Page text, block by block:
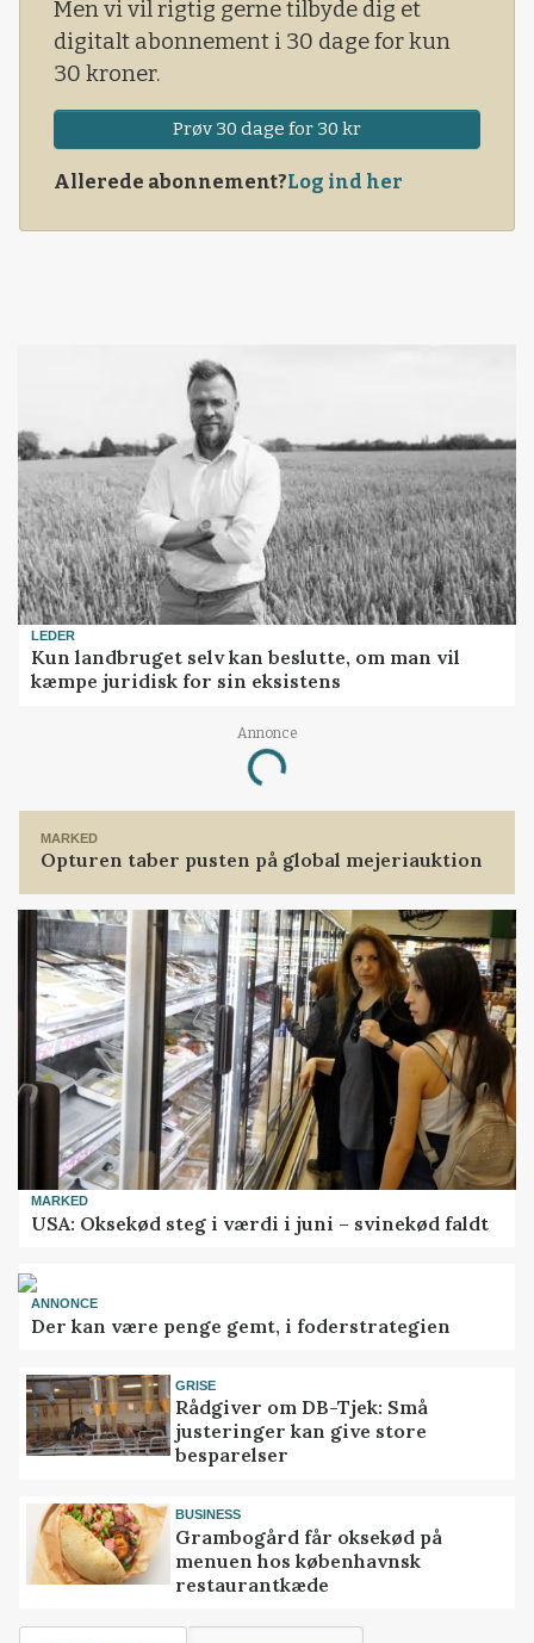
Men vi vil rigtig gerne tilbyde dig et
digitalt abonnement i 30 dage for kun
30 kroner.
Prøv 30 dage for 30 kr
Allerede abonnement?Log ind her
LEDER
Kun landbruget selv kan beslutte, om man vil
kæmpe juridisk for sin eksistens
Annonce
Loading...
MARKED
Opturen taber pusten på global mejeriauktion
MARKED
USA: Oksekød steg i værdi i juni – svinekød faldt
ANNONCE
Der kan være penge gemt, i foderstrategien
GRISE
Rådgiver om DB-Tjek: Små
justeringer kan give store
besparelser
BUSINESS
Grambogård får oksekød på
menuen hos københavnsk
restaurantkæde